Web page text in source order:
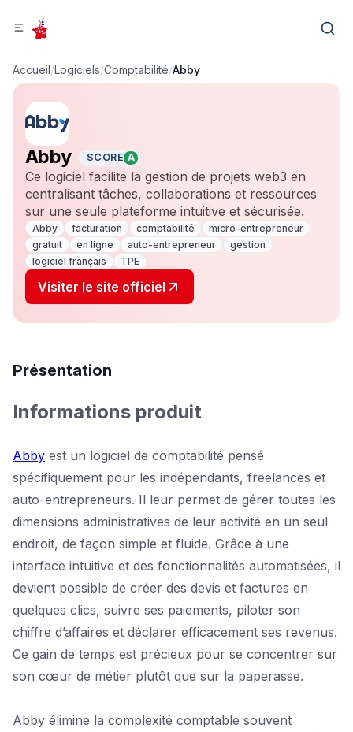
Accueil/Logiciels/Comptabilité/Abby
Abby SCORE A
Ce logiciel facilite la gestion de projets web3 en
centralisant tâches, collaborations et ressources
sur une seule plateforme intuitive et sécurisée.
Abby facturation comptabilité
micro-entrepreneur
gratuit
en ligne auto-entrepreneur
gestion
logiciel français
TPE
Visiter le site officiel
Présentation
Informations produit
Abby est un logiciel de comptabilité pensé
spécifiquement pour les indépendants, freelances et
auto-entrepreneurs. Il leur permet de gérer toutes les
dimensions administratives de leur activité en un seul
endroit, de façon simple et fluide. Grâce à une
interface intuitive et des fonctionnalités automatisées, il
devient possible de créer des devis et factures en
quelques clics, suivre ses paiements, piloter son
chiffre d’affaires et déclarer efficacement ses revenus.
Ce gain de temps est précieux pour se concentrer sur
son cœur de métier plutôt que sur la paperasse.
Abby élimine la complexité comptable souvent